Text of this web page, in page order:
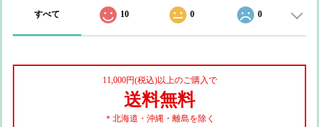
すべて 10 0 0
11,000円(税込)以上のご購入で
送料無料
＊北海道・沖縄・離島を除く